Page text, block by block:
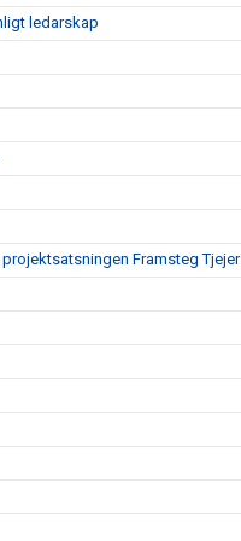
ledarskap
Framsteg Tjejer